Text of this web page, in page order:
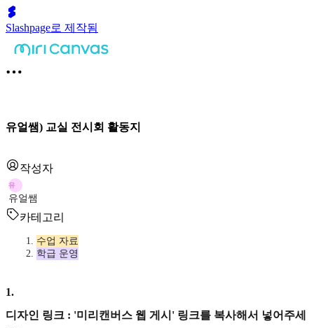
Slashpage로 제작됨
유얼쌤) 교실 전시회 활동지
작성자
유
유얼쌤
카테고리
수업 자료
학급 운영
1.
디자인 링크 : '미리캔버스 웹 게시' 링크를 복사해서 넣어주세